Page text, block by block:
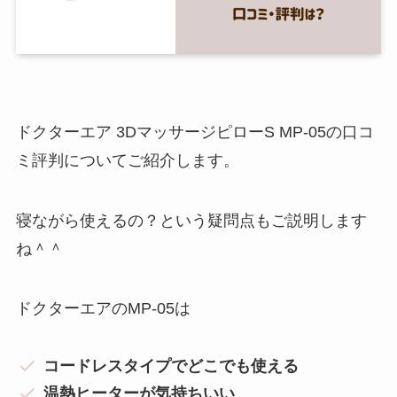
ドクターエア 3DマッサージピローS MP-05の口コ
ミ評判についてご紹介します。
寝ながら使えるの？という疑問点もご説明します
ね＾＾
ドクターエアのMP-05は
コードレスタイプでどこでも使える
温熱ヒーターが気持ちいい